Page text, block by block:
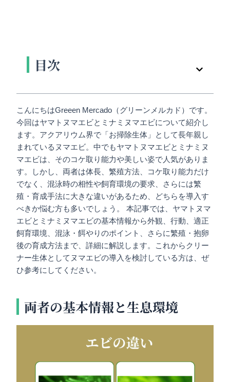
目次
こんにちはGreeen Mercado（グリーンメルカド）です。
今回はヤマトヌマエビとミナミヌマエビについて紹介し
ます。アクアリウム界で「お掃除生体」として長年親し
まれているヌマエビ。中でもヤマトヌマエビとミナミヌ
マエビは、そのコケ取り能力や美しい姿で人気がありま
す。しかし、両者は体長、繁殖方法、コケ取り能力だけ
でなく、混泳時の相性や飼育環境の要求、さらには繁
殖・育成手法に大きな違いがあるため、どちらを導入す
べきか悩む方も多いでしょう。 本記事では、ヤマトヌマ
エビとミナミヌマエビの基本情報から外観、行動、適正
飼育環境、混泳・餌やりのポイント、さらに繁殖・抱卵
後の育成方法まで、詳細に解説します。これからクリー
ナー生体としてヌマエビの導入を検討している方は、ぜ
ひ参考にしてください。
両者の基本情報と生息環境